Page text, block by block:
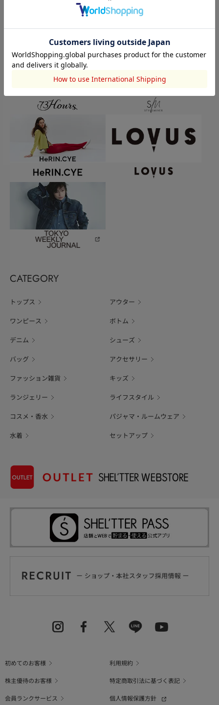
CATEGORY
トップス アウター
ワンピース ボトム
デニム シューズ
バッグ アクセサリー
ファッション雑貨 キッズ
ランジェリー ライフスタイル
コスメ・香水 パジャマ・ルームウェア
水着 セットアップ
初めてのお客様
利用規約
株主優待のお客様
特定商取引法に基づく表記
会員ランクサービス
個人情報保護方針